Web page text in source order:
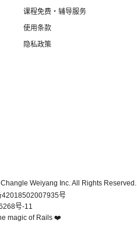
课程免费・辅导服务
使用条款
隐私政策
Weiyang Inc. All Rights Reserved.
42018502007935号
号-11
magic of Rails ❤️